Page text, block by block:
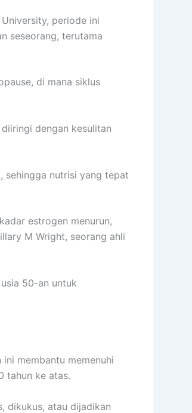
periode ini
seseorang, terutama
di mana siklus
dengan kesulitan
sehingga nutrisi yang tepat
estrogen menurun,
M Wright, seorang ahli
50-an untuk
membantu memenuhi
tahun ke atas.
dikukus, atau dijadikan